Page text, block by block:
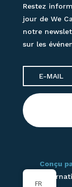
Restez
jour de We
notre
sur les
Conçu
FR